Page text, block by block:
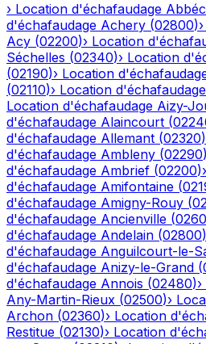
› Location d'échafaudage
d'échafaudage Achery (02800)›
Acy (02200)› Location
Séchelles (02340)› Location
(02190)› Location
(02110)› Location d'échafaudage
Location d'échafaudage Aizy-
d'échafaudage Alaincourt (
d'échafaudage Allemant (02320)
d'échafaudage Ambleny (02290)
d'échafaudage Ambrief (02200)›
d'échafaudage Amifontaine (
d'échafaudage Amigny-Rouy (
d'échafaudage Ancienville (
d'échafaudage Andelain (02800)
d'échafaudage Anguilcourt-le-
d'échafaudage Anizy-le-Grand (
d'échafaudage Annois (02480)›
Any-Martin-Rieux (02500)›
Archon (02360)› Location
Restitue (02130)› Location